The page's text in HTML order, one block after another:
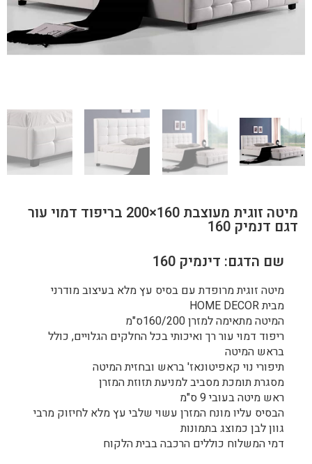
מיטה זוגית מעוצבת 160×200 בריפוד דמוי עור
דגם דנמיק 160
שם הדגם: דינמיק 160
מיטה זוגית מרופדת עם בסיס עץ מלא בעיצוב מודרני
מבית HOME DECOR
המיטה מתאימה למזרן 160/200ס"מ
ריפוד דמוי עור רך ואיכותי בכל החלקים הגלויים, כולל
בראש המיטה
תיפורי נוי קאפיטונאז' בראש ובחזית המיטה
מסגרת תומכת מסביב למניעת תזוזת המזרן
ראש מיטה בעובי 9 ס"מ
הבסיס עליו מונח המזרן עשוי שלבי עץ מלא לחיזוק מרבי
גוון לבן כמוצג בתמונות
דמי המשלוח כוללים הרכבה בבית הלקוח